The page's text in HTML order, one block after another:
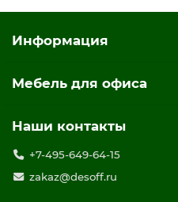
Информация
Мебель для офиса
Наши контакты
+7-495-649-64-15
zakaz@desoff.ru